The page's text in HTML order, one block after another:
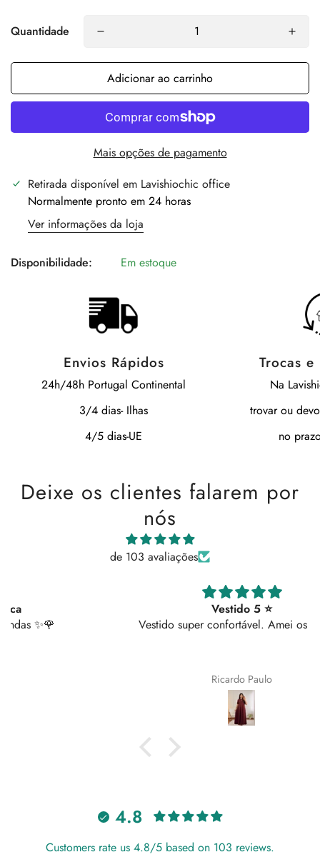
Quantidade
Adicionar ao carrinho
Mais opções de pagamento
Retirada disponível em Lavishiochic office
Normalmente pronto em 24 horas
Ver informações da loja
Disponibilidade: Em estoque
Envios Rápidos
24h/48h Portugal Continental
3/4 dias- Ilhas
4/5 dias-UE
Trocas
Na
trovar ou
no
Deixe os clientes falarem por
nós
de 103 avaliações
Vestido super confortável. Amei os bolsos!
4.8
Customers rate us 4.8/5 based on 103 reviews.